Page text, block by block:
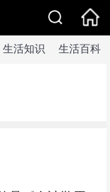
生活知识 生活百科